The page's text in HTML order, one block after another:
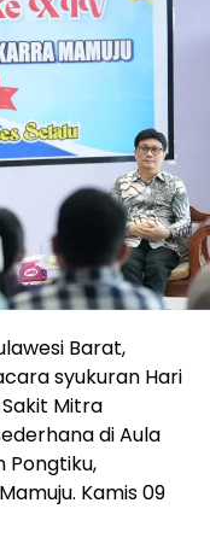
Barat,
syukuran Hari
Mitra
di Aula
Pongtiku,
Kamis 09